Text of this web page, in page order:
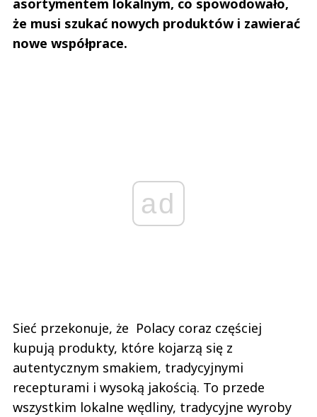
asortymentem lokalnym, co spowodowało,
że musi szukać nowych produktów i zawierać
nowe współprace.
ad
Sieć przekonuje, że Polacy coraz częściej
kupują produkty, które kojarzą się z
autentycznym smakiem, tradycyjnymi
recepturami i wysoką jakością. To przede
wszystkim lokalne wędliny, tradycyjne wyroby